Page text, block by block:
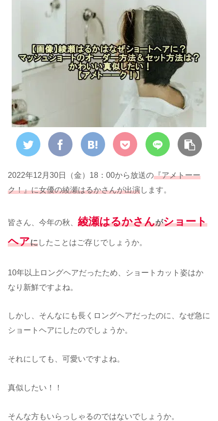
2022年12月30日（金）18：00から放送の『アメトーー
ク！』に女優の綾瀬はるかさんが出演します。
皆さん、今年の秋、 綾瀬はるかさんがショート
ヘアにしたことはご存じでしょうか。
10年以上ロングヘアだったため、ショートカット姿はか
なり新鮮ですよね。
しかし、そんなにも長くロングヘアだったのに、なぜ急に
ショートヘアにしたのでしょうか。
それにしても、可愛いですよね。
真似したい！！
そんな方もいらっしゃるのではないでしょうか。